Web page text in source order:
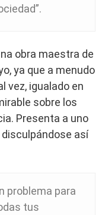
obra maestra de
ya que a menudo
vez, igualado en
sobre los
Presenta a uno
así
problema para
tus